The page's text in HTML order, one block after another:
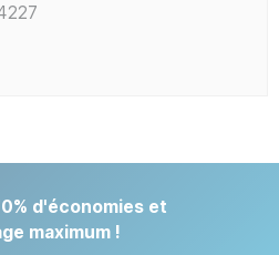
d'économies et
maximum !